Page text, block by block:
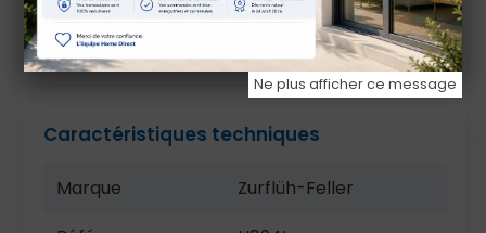
Charge maxi admissible par verrou : 7 kg de
tablier.
Caractéristiques techniques
Marque
Zurflüh-Feller
Ne plus afficher ce message